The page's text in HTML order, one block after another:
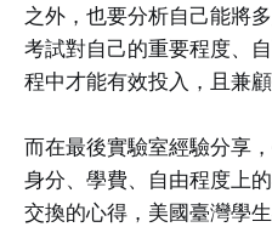
之外，也要分析自己能將
考試對自己的重要程度、
程中才能有效投入，且兼顧
而在最後實驗室經驗分享
身分、學費、自由程度上
交換的心得，美國臺灣學